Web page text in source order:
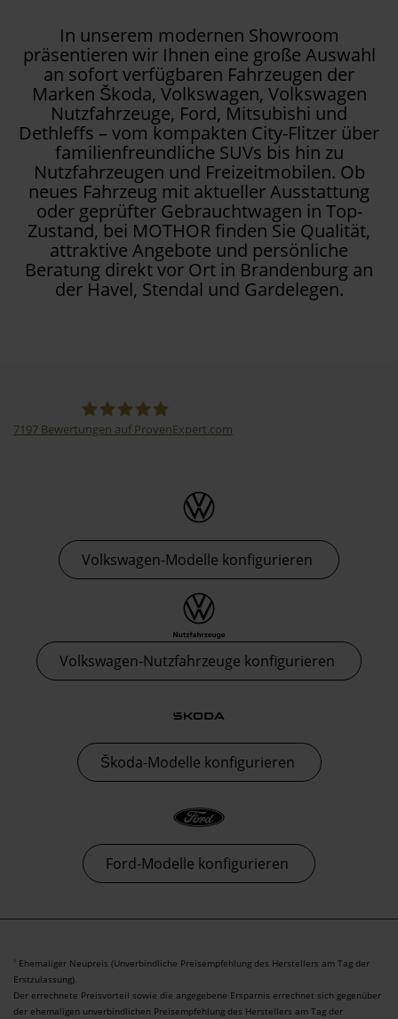
In unserem modernen Showroom
präsentieren wir Ihnen eine große Auswahl
an sofort verfügbaren Fahrzeugen der
Marken Škoda, Volkswagen, Volkswagen
Nutzfahrzeuge, Ford, Mitsubishi und
Dethleffs – vom kompakten City-Flitzer über
familienfreundliche SUVs bis hin zu
Nutzfahrzeugen und Freizeitmobilen. Ob
neues Fahrzeug mit aktueller Ausstattung
oder geprüfter Gebrauchtwagen in Top-
Zustand, bei MOTHOR finden Sie Qualität,
attraktive Angebote und persönliche
Beratung direkt vor Ort in Brandenburg an
der Havel, Stendal und Gardelegen.
7197 Bewertungen auf ProvenExpert.com
Volkswagen-Modelle konfigurieren
Volkswagen-Nutzfahrzeuge konfigurieren
Škoda-Modelle konfigurieren
Ford-Modelle konfigurieren
1 Ehemaliger Neupreis (Unverbindliche Preisempfehlung des Herstellers am Tag der
Erstzulassung).
Der errechnete Preisvorteil sowie die angegebene Ersparnis errechnet sich gegenüber
der ehemaligen unverbindlichen Preisempfehlung des Herstellers am Tag der